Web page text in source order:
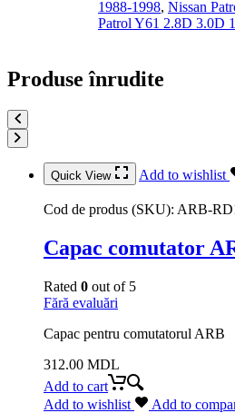
1988-1998, Nissan
Patrol Y61 2.8D 3.0D
Produse înrudite
Quick View Add to wishlist
Cod de produs (SKU): ARB-
Capac comutator
Rated 0 out of 5
Fără evaluări
Capac pentru comutatorul ARB
312.00 MDL
Add to cart
Add to wishlist
Add to